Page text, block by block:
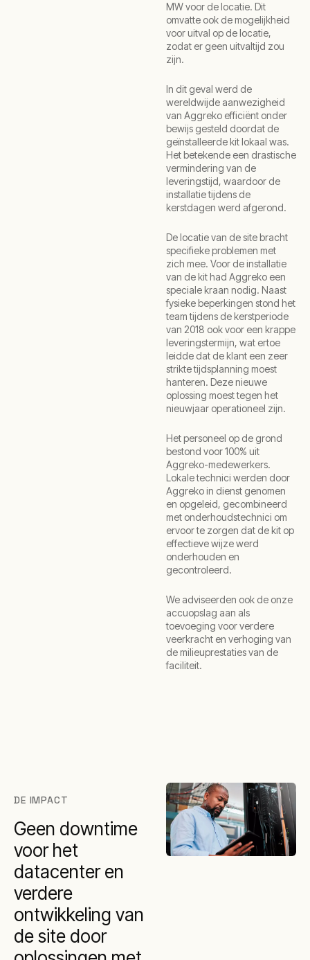
MW voor de locatie. Dit
omvatte ook de mogelijkheid
voor uitval op de locatie,
zodat er geen uitvaltijd zou
zijn.
In dit geval werd de
wereldwijde aanwezigheid
van Aggreko efficiënt onder
bewijs gesteld doordat de
geïnstalleerde kit lokaal was.
Het betekende een drastische
vermindering van de
leveringstijd, waardoor de
installatie tijdens de
kerstdagen werd afgerond.
De locatie van de site bracht
specifieke problemen met
zich mee. Voor de installatie
van de kit had Aggreko een
speciale kraan nodig. Naast
fysieke beperkingen stond het
team tijdens de kerstperiode
van 2018 ook voor een krappe
leveringstermijn, wat ertoe
leidde dat de klant een zeer
strikte tijdsplanning moest
hanteren. Deze nieuwe
oplossing moest tegen het
nieuwjaar operationeel zijn.
Het personeel op de grond
bestond voor 100% uit
Aggreko-medewerkers.
Lokale technici werden door
Aggreko in dienst genomen
en opgeleid, gecombineerd
met onderhoudstechnici om
ervoor te zorgen dat de kit op
effectieve wijze werd
onderhouden en
gecontroleerd.
We adviseerden ook de onze
accuopslag aan als
toevoeging voor verdere
veerkracht en verhoging van
de milieuprestaties van de
faciliteit.
DE IMPACT
Geen downtime
voor het
datacenter en
verdere
ontwikkeling van
de site door